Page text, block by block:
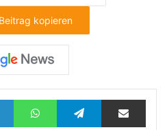
kopieren
LinkedInWhatsAppTelegramTeilen via E-Mail